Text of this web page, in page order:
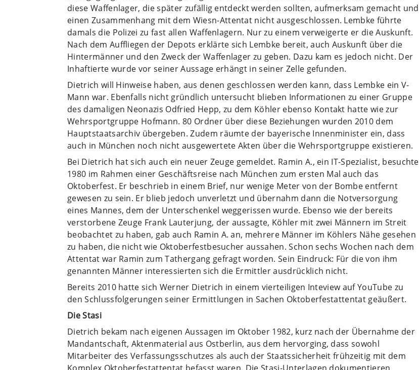
diese Waffenlager, die später zufällig entdeckt werden sollten, aufmerksam gemacht und
einen Zusammenhang mit dem Wiesn-Attentat nicht ausgeschlossen. Lembke führte
damals die Polizei zu fast allen Waffenlagern. Nur zu einem verweigerte er die Auskunft.
Nach dem Auffliegen der Depots erklärte sich Lembke bereit, auch Auskunft über die
Hintermänner und den Zweck der Waffenlager zu geben. Dazu kam es jedoch nicht. Der
Inhaftierte wurde vor seiner Aussage erhängt in seiner Zelle gefunden.
Dietrich will Hinweise haben, aus denen geschlossen werden kann, dass Lembke ein V-
Mann war. Ebenfalls nicht gründlich untersucht blieben Informationen zu einer Gruppe
des damaligen Neonazis Odfried Hepp, zu dem Köhler ebenso Kontakt hatte wie zur
Wehrsportgruppe Hofmann. 80 Ordner über diese Beziehungen wurden 2010 dem
Hauptstaatsarchiv übergeben. Zudem räumte der bayerische Innenminister ein, dass
auch in München noch nicht ausgewertete Akten über die Wehrsportgruppe existieren.
Bei Dietrich hat sich auch ein neuer Zeuge gemeldet. Ramin A., ein IT-Spezialist, besuchte
1980 im Rahmen einer Geschäftsreise nach München zum ersten Mal auch das
Oktoberfest. Er beschrieb in einem Brief, nur wenige Meter von der Bombe entfernt
gewesen zu sein. Er blieb jedoch unverletzt und übernahm dann die Notversorgung
eines Mannes, dem der Unterschenkel weggerissen wurde. Ebenso wie der bereits
verstorbene Zeuge Frank Lauterjung, der aussagte, Köhler mit zwei Männern im Streit
beobachtet zu haben, gab auch Ramin A. an, mehrere Männer im Köhlers Nähe gesehen
zu haben, die nicht wie Oktoberfestbesucher aussahen. Schon sechs Wochen nach dem
Attentat war Ramin zum Tathergang gefragt worden. Sein Eindruck: Für die von ihm
genannten Männer interessierten sich die Ermittler ausdrücklich nicht.
Bereits 2010 hatte sich Werner Dietrich in einem vierteiligen Inteview auf YouTube zu
den Schlussfolgerungen seiner Ermittlungen in Sachen Oktoberfestattentat geäußert.
Die Stasi
Dietrich bekam nach eigenen Aussagen im Oktober 1982, kurz nach der Übernahme der
Mandantschaft, Aktenmaterial aus Ostberlin, aus dem hervorging, dass sowohl
Mitarbeiter des Verfassungsschutzes als auch der Staatssicherheit frühzeitig mit dem